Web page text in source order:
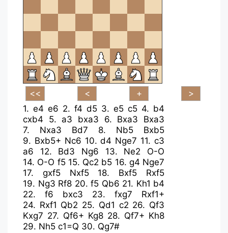
1. e4 e6 2. f4 d5 3. e5 c5 4. b4
cxb4
5. a3 bxa3 6. Bxa3
Bxa3
7. Nxa3 Bd7 8. Nb5
Bxb5
9. Bxb5+ Nc6 10.d4 Nge7 11.c3
a6
12. Bd3 Ng6 13. Ne2
O-O
14. O-O f5 15. Qc2 b5 16. g4 Nge7
17. gxf5 Nxf5 18. Bxf5
Rxf5
19. Ng3 Rf8 20. f5 Qb6 21. Kh1 b4
22. f6 bxc3 23. fxg7
Rxf1+
24. Rxf1 Qb2 25. Qd1 c2 26. Qf3
Kxg7 27. Qf6+ Kg8 28. Qf7+ Kh8
29. Nh5 c1=Q 30. Qg7#